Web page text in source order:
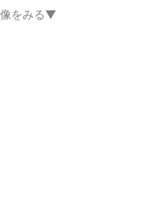
をみる▼